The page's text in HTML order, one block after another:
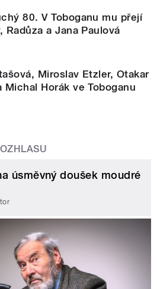
80. V Toboganu mu přejí
Radůza a Jana Paulová
Miroslav Etzler, Otakar
Michal Horák ve Toboganu
úsměvný doušek moudré